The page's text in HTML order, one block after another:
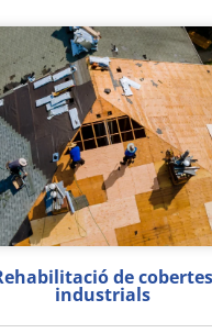
de cobertes
industrials